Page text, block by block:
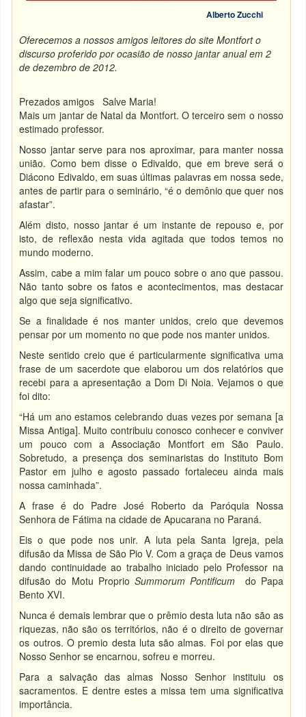
Alberto Zucchi
Oferecemos a nossos amigos leitores do site Montfort o
discurso proferido por ocasião de nosso jantar anual em 2
de dezembro de 2012.
Prezados amigos Salve Maria!
Mais um jantar de Natal da Montfort. O terceiro sem o nosso
estimado professor.
Nosso jantar serve para nos aproximar, para manter nossa
união. Como bem disse o Edivaldo, que em breve será o
Diácono Edivaldo, em suas últimas palavras em nossa sede,
antes de partir para o seminário, “é o demônio que quer nos
afastar”.
Além disto, nosso jantar é um instante de repouso e, por
isto, de reflexão nesta vida agitada que todos temos no
mundo moderno.
Assim, cabe a mim falar um pouco sobre o ano que passou.
Não tanto sobre os fatos e acontecimentos, mas destacar
algo que seja significativo.
Se a finalidade é nos manter unidos, creio que devemos
pensar por um momento no que pode nos manter unidos.
Neste sentido creio que é particularmente significativa uma
frase de um sacerdote que elaborou um dos relatórios que
recebi para a apresentação a Dom Di Noia. Vejamos o que
foi dito:
“Há um ano estamos celebrando duas vezes por semana [a
Missa Antiga]. Muito contribuiu conosco conhecer e conviver
um pouco com a Associação Montfort em São Paulo.
Sobretudo, a presença dos seminaristas do Instituto Bom
Pastor em julho e agosto passado fortaleceu ainda mais
nossa caminhada”.
A frase é do Padre José Roberto da Paróquia Nossa
Senhora de Fátima na cidade de Apucarana no Paraná.
Eis o que pode nos unir. A luta pela Santa Igreja, pela
difusão da Missa de São Pio V. Com a graça de Deus vamos
dando continuidade ao trabalho iniciado pelo Professor na
difusão do Motu Proprio Summorum Pontificum do Papa
Bento XVI.
Nunca é demais lembrar que o prêmio desta luta não são as
riquezas, não são os territórios, não é o direito de governar
os outros. O premio desta luta são almas. Foi por elas que
Nosso Senhor se encarnou, sofreu e morreu.
Para a salvação das almas Nosso Senhor instituiu os
sacramentos. E dentre estes a missa tem uma significativa
importância.